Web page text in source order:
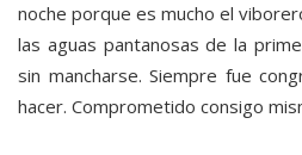
noche porque es mucho el
las aguas pantanosas de la
sin mancharse. Siempre fue
hacer. Comprometido consigo